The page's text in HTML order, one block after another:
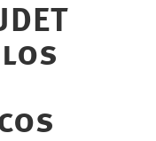
los